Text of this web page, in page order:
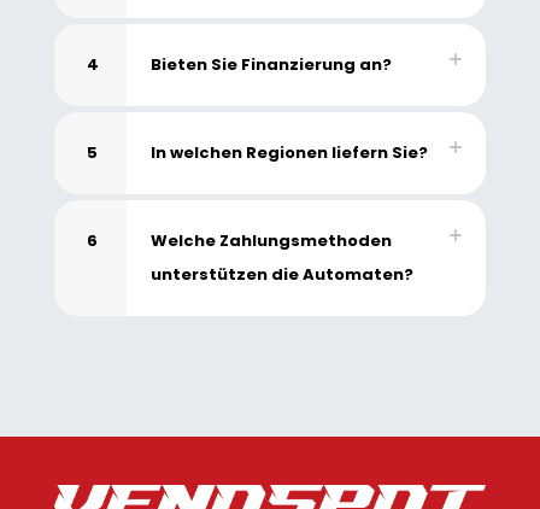
4 Bieten Sie Finanzierung an?
5 In welchen Regionen liefern Sie?
6
Welche Zahlungsmethoden
unterstützen die Automaten?